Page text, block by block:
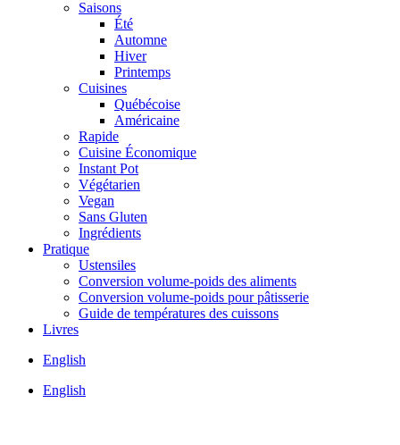
Saisons
Été
Automne
Hiver
Printemps
Cuisines
Québécoise
Américaine
Rapide
Cuisine Économique
Instant Pot
Végétarien
Vegan
Sans Gluten
Ingrédients
Pratique
Ustensiles
Conversion volume-poids des aliments
Conversion volume-poids pour pâtisserie
Guide de températures des cuissons
Livres
English
English